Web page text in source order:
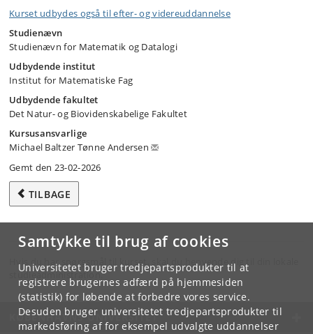
Samtykke til brug af cookies
Universitetet bruger tredjepartsprodukter til at
registrere brugernes adfærd på hjemmesiden
(statistik) for løbende at forbedre vores service.
Desuden bruger universitetet tredjepartsprodukter til
markedsføring af for eksempel udvalgte uddannelser
Kurset udbydes også til efter- og videreuddannelse
Studienævn
Studienævn for Matematik og Datalogi
Udbydende institut
Institut for Matematiske Fag
Udbydende fakultet
Det Natur- og Biovidenskabelige Fakultet
Kursusansvarlige
Michael Baltzer Tønne Andersen
Gemt den 23-02-2026
TILBAGE
Hvis du har spørgsmål til kurset, skal du henvende dig til din lokale
studieadministration.
KØBENHAVNS UNIVERSITET